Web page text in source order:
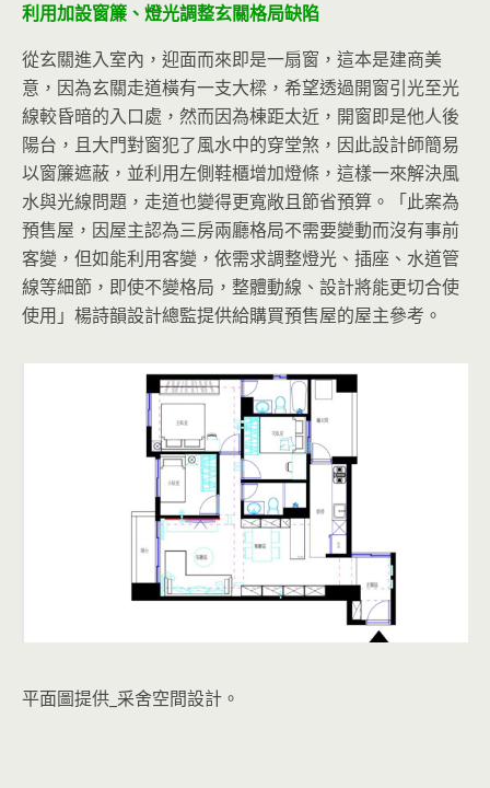
利用加設窗簾、燈光調整玄關格局缺陷
從玄關進入室內，迎面而來即是一扇窗，這本是建商美
意，因為玄關走道橫有一支大樑，希望透過開窗引光至光
線較昏暗的入口處，然而因為棟距太近，開窗即是他人後
陽台，且大門對窗犯了風水中的穿堂煞，因此設計師簡易
以窗簾遮蔽，並利用左側鞋櫃增加燈條，這樣一來解決風
水與光線問題，走道也變得更寬敞且節省預算。「此案為
預售屋，因屋主認為三房兩廳格局不需要變動而沒有事前
客變，但如能利用客變，依需求調整燈光、插座、水道管
線等細節，即使不變格局，整體動線、設計將能更切合使
使用」楊詩韻設計總監提供給購買預售屋的屋主參考。
平面圖提供_采舍空間設計。